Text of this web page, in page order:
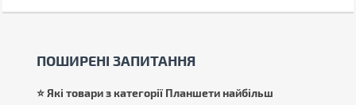
ПОШИРЕНІ ЗАПИТАННЯ
⭐ Які товари з категорії Планшети найбільш